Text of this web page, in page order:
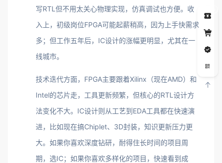
写RTL但不用太关心物理实现，仿真调试也方便。收
入上，初级岗位FPGA可能起薪稍高，因为上手快需求
多；但工作五年后，IC设计的涨幅更明显，尤其在一
线城市。
技术迭代方面，FPGA主要跟着Xilinx（现在AMD）和
Intel的芯片走，工具更新频繁，但核心的RTL设计方
法变化不大。IC设计则从工艺到EDA工具都在快速演
进，比如现在搞Chiplet、3D封装，知识更新压力更
大。如果你喜欢深度钻研，耐得住长时间的项目周
期，选IC；如果你喜欢多样化的项目，快速看到成